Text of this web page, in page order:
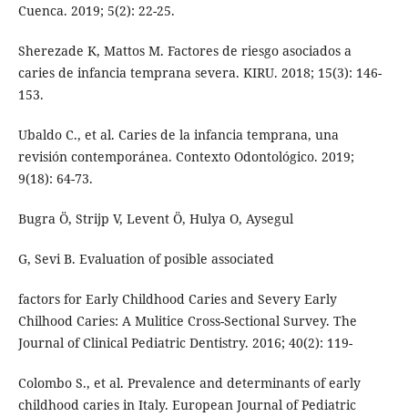
Cuenca. 2019; 5(2): 22-25.
Sherezade K, Mattos M. Factores de riesgo asociados a
caries de infancia temprana severa. KIRU. 2018; 15(3): 146-
153.
Ubaldo C., et al. Caries de la infancia temprana, una
revisión contemporánea. Contexto Odontológico. 2019;
9(18): 64-73.
Bugra Ö, Strijp V, Levent Ö, Hulya O, Aysegul
G, Sevi B. Evaluation of posible associated
factors for Early Childhood Caries and Severy Early
Chilhood Caries: A Mulitice Cross-Sectional Survey. The
Journal of Clinical Pediatric Dentistry. 2016; 40(2): 119-
Colombo S., et al. Prevalence and determinants of early
childhood caries in Italy. European Journal of Pediatric